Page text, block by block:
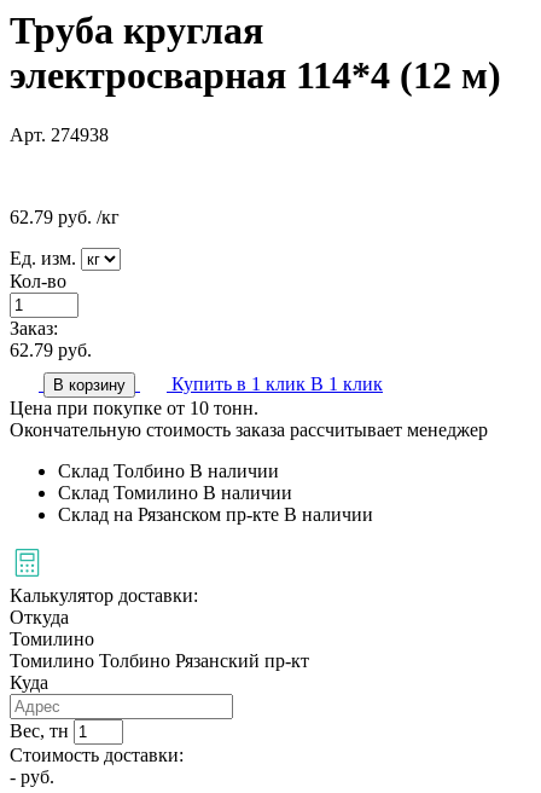
Труба круглая
электросварная 114*4 (12 м)
Арт. 274938
62.79 руб. /кг
Ед. изм.
Кол-во
Заказ:
62.79 руб.
В корзину Купить в 1 клик В 1 клик
Цена при покупке от 10 тонн.
Окончательную стоимость заказа рассчитывает менеджер
Склад Толбино В наличии
Склад Томилино В наличии
Склад на Рязанском пр-кте В наличии
Калькулятор доставки:
Откуда
Томилино
Томилино Толбино Рязанский пр-кт
Куда
Вес, тн
Стоимость доставки:
- руб.